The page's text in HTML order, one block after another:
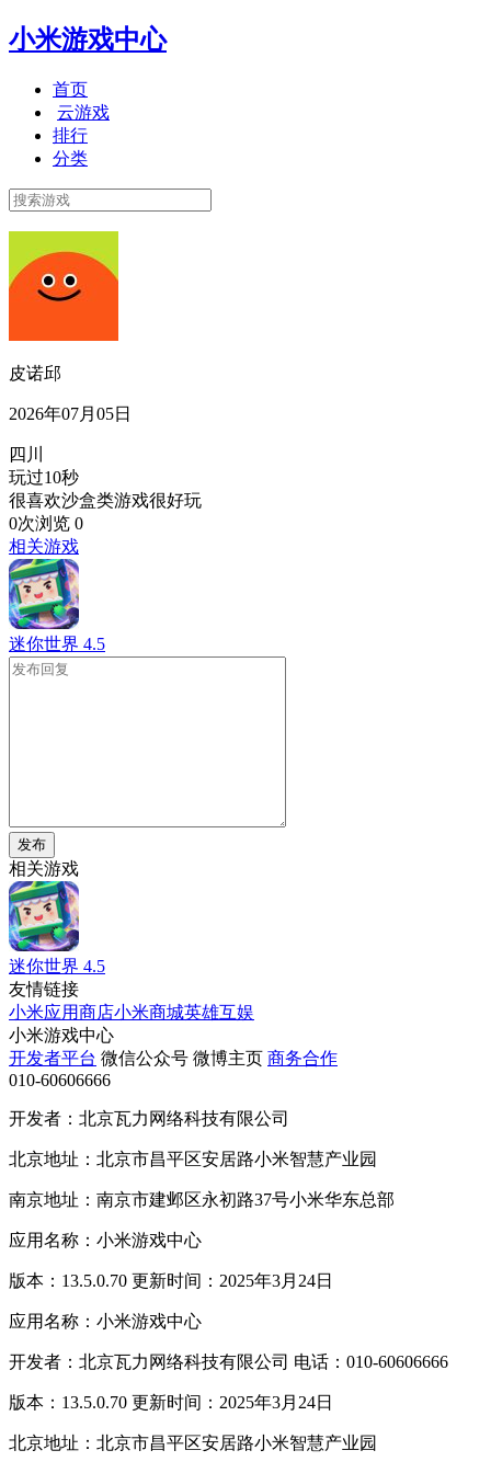
小米游戏中心
首页
云游戏
排行
分类
皮诺邱
2026年07月05日
四川
玩过10秒
很喜欢沙盒类游戏很好玩
0次浏览 0
相关游戏
迷你世界 4.5
发布
相关游戏
迷你世界 4.5
友情链接
小米应用商店小米商城英雄互娱
小米游戏中心
开发者平台 微信公众号 微博主页 商务合作
010-60606666
开发者：北京瓦力网络科技有限公司
北京地址：北京市昌平区安居路小米智慧产业园
南京地址：南京市建邺区永初路37号小米华东总部
应用名称：小米游戏中心
版本：13.5.0.70 更新时间：2025年3月24日
应用名称：小米游戏中心
开发者：北京瓦力网络科技有限公司 电话：010-60606666
版本：13.5.0.70 更新时间：2025年3月24日
北京地址：北京市昌平区安居路小米智慧产业园